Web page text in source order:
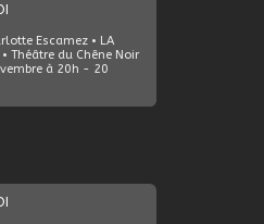
Escamez • LA
• Théâtre du Chêne Noir
à 20h - 20